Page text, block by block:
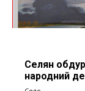
Селян
народний